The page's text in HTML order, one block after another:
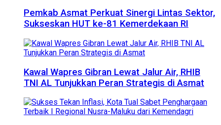
Pemkab Asmat Perkuat Sinergi Lintas Sektor,
Sukseskan HUT ke-81 Kemerdekaan RI
Kawal Wapres Gibran Lewat Jalur Air, RHIB
TNI AL Tunjukkan Peran Strategis di Asmat